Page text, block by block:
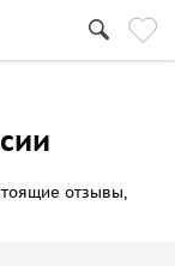
отзывы,